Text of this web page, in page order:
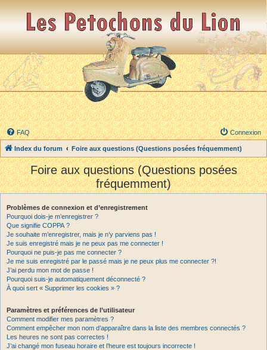
FAQ Connexion
Index du forum Foire aux questions (Questions posées fréquemment)
Foire aux questions (Questions posées
fréquemment)
Problèmes de connexion et d’enregistrement
Pourquoi dois-je m’enregistrer ?
Que signifie COPPA ?
Je souhaite m’enregistrer, mais je n’y parviens pas !
Je suis enregistré mais je ne peux pas me connecter !
Pourquoi ne puis-je pas me connecter ?
Je me suis enregistré par le passé mais je ne peux plus me connecter ?!
J’ai perdu mon mot de passe !
Pourquoi suis-je automatiquement déconnecté ?
À quoi sert « Supprimer les cookies » ?
Paramètres et préférences de l’utilisateur
Comment modifier mes paramètres ?
Comment empêcher mon nom d’apparaître dans la liste des membres connectés ?
Les heures ne sont pas correctes !
J’ai changé mon fuseau horaire et l’heure est toujours incorrecte !